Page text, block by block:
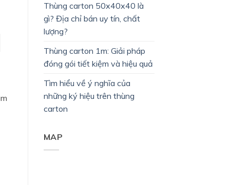
Thùng carton 50x40x40 là
gì? Địa chỉ bán uy tín, chất
lượng?
Thùng carton 1m: Giải pháp
đóng gói tiết kiệm và hiệu quả
Tìm hiểu về ý nghĩa của
những ký hiệu trên thùng
carton
MAP